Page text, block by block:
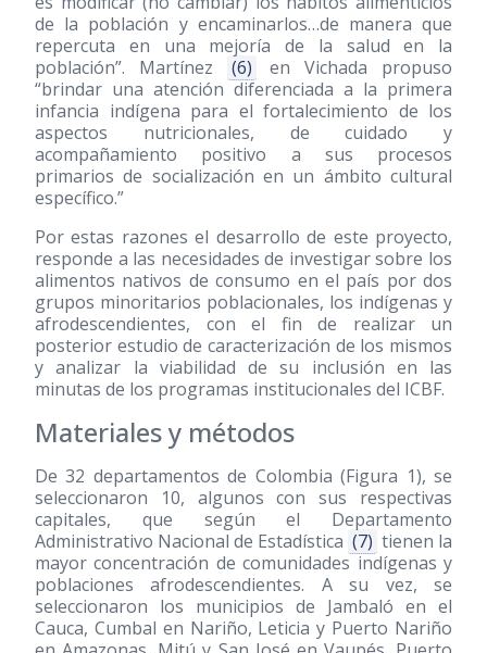
de la población y encaminarlos…de manera que
repercuta en una mejoría de la salud en la
población”. Martínez
(6)
en Vichada propuso
“brindar una atención diferenciada a la primera
infancia indígena para el fortalecimiento de los
aspectos nutricionales, de cuidado y
acompañamiento positivo a sus procesos
primarios de socialización en un ámbito cultural
específico.”
Por estas razones el desarrollo de este proyecto,
responde a las necesidades de investigar sobre los
alimentos nativos de consumo en el país por dos
grupos minoritarios poblacionales, los indígenas y
afrodescendientes, con el fin de realizar un
posterior estudio de caracterización de los mismos
y analizar la viabilidad de su inclusión en las
minutas de los programas institucionales del ICBF.
Materiales y métodos
De 32 departamentos de Colombia (Figura 1), se
seleccionaron 10, algunos con sus respectivas
capitales, que según el Departamento
Administrativo Nacional de Estadística (7) tienen la
mayor concentración de comunidades indígenas y
poblaciones afrodescendientes. A su vez, se
seleccionaron los municipios de Jambaló en el
Cauca, Cumbal en Nariño, Leticia y Puerto Nariño